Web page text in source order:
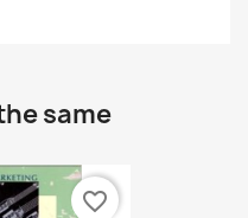
same
favorite_border